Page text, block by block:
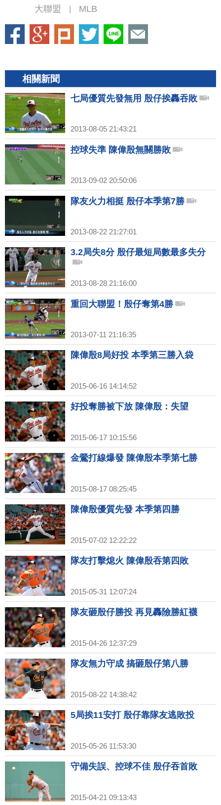
大聯盟
MLB
相關新聞
七局優質先發無用 殷仔挨轟吞敗
2013-08-05 21:43:21
控球失準 陳偉殷無關勝敗
2013-09-02 20:50:06
隊友火力相挺 殷仔本季第7勝
2013-08-22 21:27:01
3.2局失8分 殷仔最短局數最多失分
2013-08-28 21:16:00
重回大聯盟！殷仔奪第4勝
2013-07-11 21:16:35
陳偉殷8局好投 本季第三勝入袋
2015-06-16 14:14:52
好投奪勝被下放 陳偉殷：失望
2015-06-17 10:15:56
金鶯打線爆發 陳偉殷本季第七勝
2015-08-17 08:25:45
陳偉殷優質先發 本季第四勝
2015-07-02 12:22:22
隊友打擊熄火 陳偉殷吞第四敗
2015-05-31 12:07:24
隊友砸殷仔勝投 再見轟險勝紅襪
2015-04-26 12:37:29
隊友無力守成 搞砸殷仔第八勝
2015-08-22 14:38:42
5局挨11安打 殷仔靠隊友逃敗投
2015-05-26 11:53:30
守備失誤、控球不佳 殷仔吞首敗
2015-04-21 09:13:43